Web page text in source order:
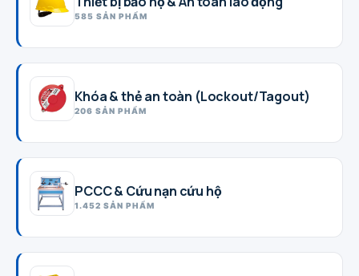
585 SẢN PHẨM
Khóa & thẻ an toàn (Lockout/Tagout)
206 SẢN PHẨM
PCCC & Cứu nạn cứu hộ
1.452 SẢN PHẨM